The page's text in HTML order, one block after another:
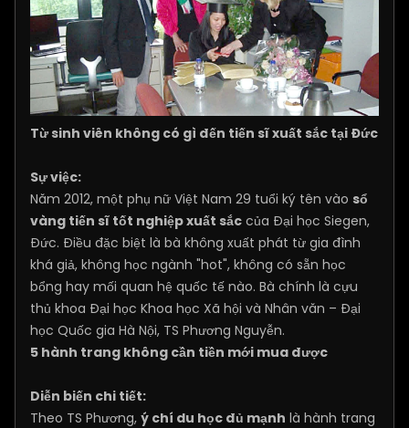
Từ sinh viên không có gì đến tiến sĩ xuất sắc tại Đức
Sự việc:
Năm 2012, một phụ nữ Việt Nam 29 tuổi ký tên vào sổ
vàng tiến sĩ tốt nghiệp xuất sắc của Đại học Siegen,
Đức. Điều đặc biệt là bà không xuất phát từ gia đình
khá giả, không học ngành "hot", không có sẵn học
bổng hay mối quan hệ quốc tế nào. Bà chính là cựu
thủ khoa Đại học Khoa học Xã hội và Nhân văn – Đại
học Quốc gia Hà Nội, TS Phương Nguyễn.
5 hành trang không cần tiền mới mua được
Diễn biến chi tiết:
Theo TS Phương, ý chí du học đủ mạnh là hành trang